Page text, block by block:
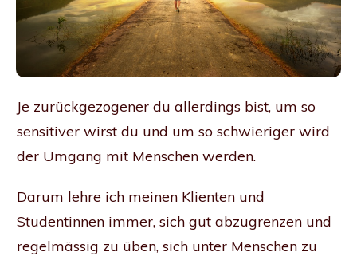
Je zurückgezogener du allerdings bist, um so
sensitiver wirst du und um so schwieriger wird
der Umgang mit Menschen werden.
Darum lehre ich meinen Klienten und
Studentinnen immer, sich gut abzugrenzen und
regelmässig zu üben, sich unter Menschen zu